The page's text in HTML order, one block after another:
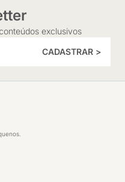
exclusivos
CADASTRAR >